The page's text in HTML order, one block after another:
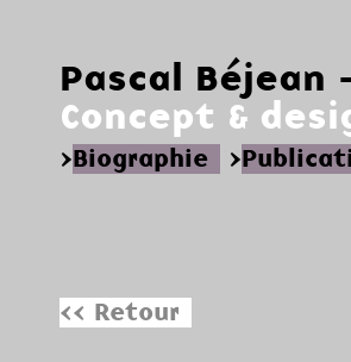
Pascal Béjean
Concept &
>Biographie >
<< Retour